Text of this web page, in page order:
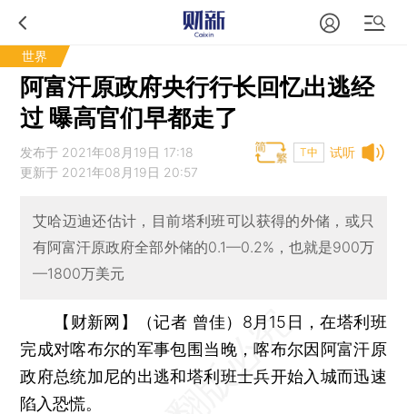
世界
阿富汗原政府央行行长回忆出逃经
过 曝高官们早都走了
试听
发布于 2021年08月19日 17:18
更新于 2021年08月19日 20:57
T中
艾哈迈迪还估计，目前塔利班可以获得的外储，或只
有阿富汗原政府全部外储的0.1—0.2%，也就是900万
—1800万美元
【财新网】（记者 曾佳） 8月15日，在塔利班
完成对喀布尔的军事包围当晚，喀布尔因阿富汗原
政府总统加尼的出逃和塔利班士兵开始入城而迅速
陷入恐慌。